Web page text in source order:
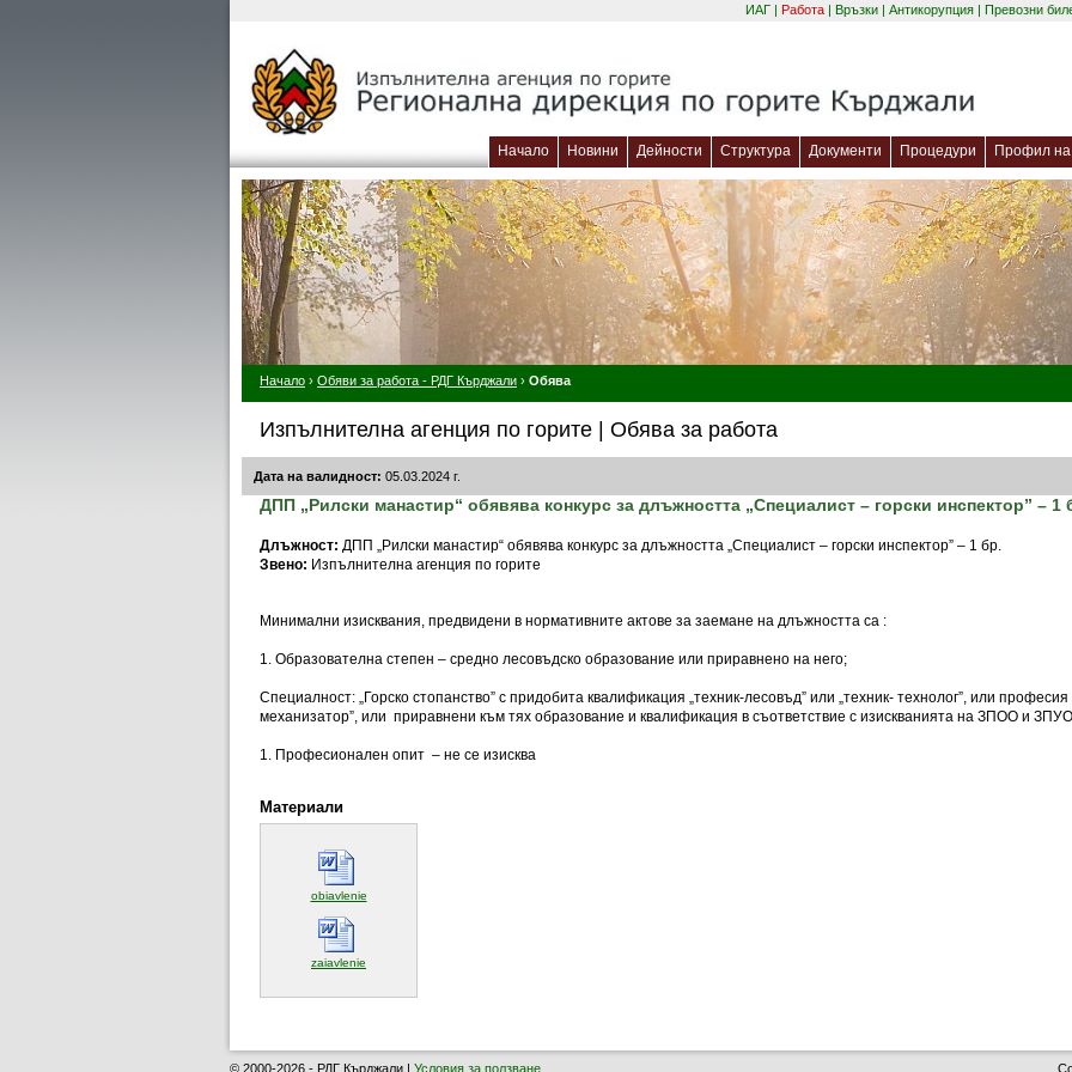
ИАГ | Работа | Връзки | Антикорупция | Превозни
Начало Новини Дейности Структура Документи Процедури Профил на
Начало › Обяви за работа - РДГ Кърджали › Обява
Изпълнителна агенция по горите | Обява за работа
Дата на валидност: 05.03.2024 г.
ДПП „Рилски манастир“ обявява конкурс за длъжността „Специалист – горски инспектор” – 1
Длъжност: ДПП „Рилски манастир“ обявява конкурс за длъжността „Специалист – горски инспектор” – 1 бр.
Звено: Изпълнителна агенция по горите
Минимални изисквания, предвидени в нормативните актове за заемане на длъжността са :
1. Образователна степен – средно лесовъдско образование или приравнено на него;
Специалност: „Горско стопанство” с придобита квалификация „техник-лесовъд” или „техник- технолог”, или професия
механизатор”, или приравнени към тях образование и квалификация в съответствие с изискванията на ЗПОО и
1. Професионален опит – не се изисква
Материали
obiavlenie(отваря се в нов прозорец)
zaiavlenie
© 2000-2026 - РДГ Кърджали | Условия за ползване